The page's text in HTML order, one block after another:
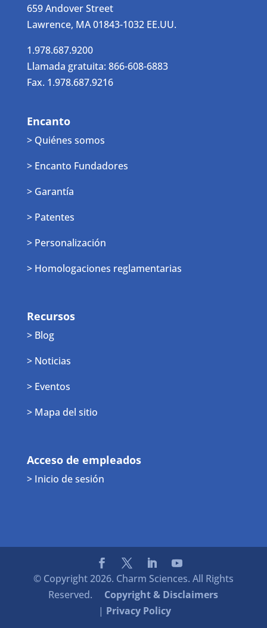
659 Andover Street
Lawrence, MA 01843-1032 EE.UU.
1.978.687.9200
Llamada gratuita: 866-608-6883
Fax. 1.978.687.9216
Encanto
> Quiénes somos
> Encanto Fundadores
> Garantía
> Patentes
> Personalización
> Homologaciones reglamentarias
Recursos
> Blog
> Noticias
> Eventos
> Mapa del sitio
Acceso de empleados
> Inicio de sesión
© Copyright 2026. Charm Sciences. All Rights
Reserved.
Copyright & Disclaimers
| Privacy Policy